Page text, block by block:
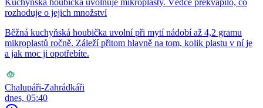
rozhoduje o jejich množství
Běžná kuchyňská houbička uvolní při mytí nádobí až 4,2 gramu
mikroplastů ročně. Záleží přitom hlavně na tom, kolik plastu v ní je
a jak moc ji opotřebíte.
Chalupáři-Zahrádkáři
dnes, 05:40